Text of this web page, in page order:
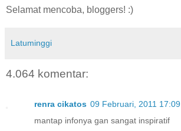
Selamat mencoba, bloggers! :)
Latuminggi
4.064 komentar:
renra cikatos 09 Februari, 2011 17:09
mantap infonya gan sangat inspiratif